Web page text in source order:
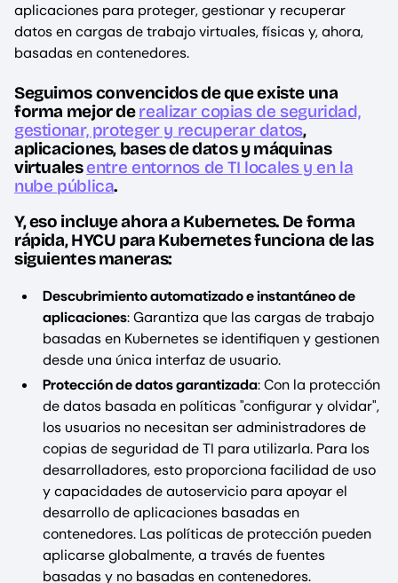
aplicaciones para proteger, gestionar y recuperar
datos en cargas de trabajo virtuales, físicas y, ahora,
basadas en contenedores.
Seguimos convencidos de que existe una
forma mejor derealizar copias de seguridad,
gestionar, proteger y recuperar datos,
aplicaciones, bases de datos y máquinas
virtualesentre entornos de TI locales y en la
nube pública.
Y, eso incluye ahora a Kubernetes. De forma
rápida, HYCU para Kubernetes funciona de las
siguientes maneras:
Descubrimiento automatizado e instantáneo de
aplicaciones: Garantiza que las cargas de trabajo
basadas en Kubernetes se identifiquen y gestionen
desde una única interfaz de usuario.
Protección de datos garantizada: Con la protección
de datos basada en políticas "configurar y olvidar",
los usuarios no necesitan ser administradores de
copias de seguridad de TI para utilizarla. Para los
desarrolladores, esto proporciona facilidad de uso
y capacidades de autoservicio para apoyar el
desarrollo de aplicaciones basadas en
contenedores. Las políticas de protección pueden
aplicarse globalmente, a través de fuentes
basadas y no basadas en contenedores.